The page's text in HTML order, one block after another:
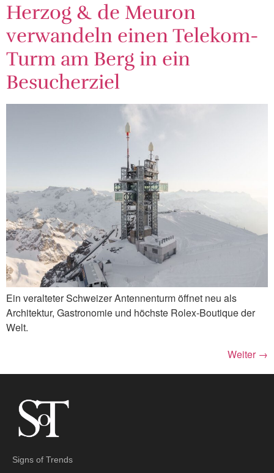
Herzog & de Meuron
verwandeln einen Telekom-
Turm am Berg in ein
Besucherziel
Ein veralteter Schweizer Antennenturm öffnet neu als
Architektur, Gastronomie und höchste Rolex-Boutique der
Welt.
Weiter →
Signs of Trends